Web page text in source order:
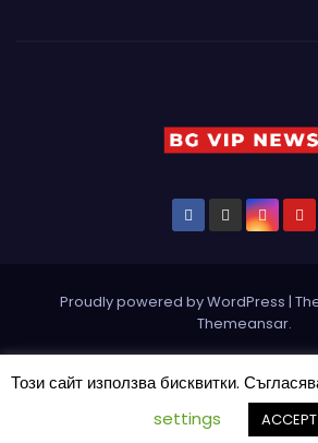
Proudly powered by WordPress |
Themeansar.
Социални мрежи
Този сайт използва бисквитки.
settings
ACCEPT